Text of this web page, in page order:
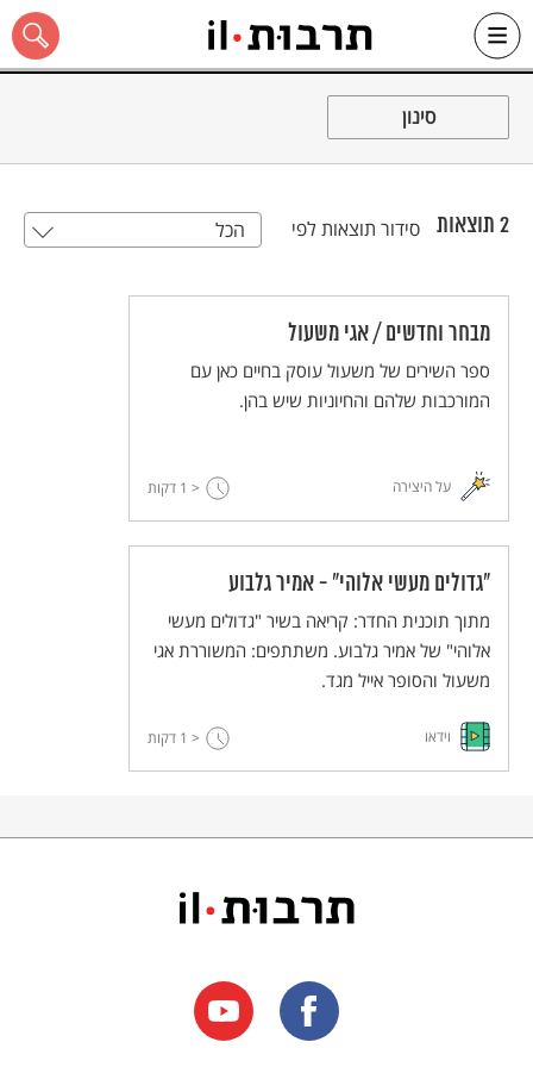
Skip
כל האתר
סינון
2 תוצאות סידור תוצאות לפי הכל
מבחר וחדשים / אגי משעול
ספר השירים של משעול עוסק בחיים כאן עם
המורכבות שלהם והחיוניות שיש בהן.
על היצירה < 1 דקות
"גדולים מעשי אלוהי" - אמיר גלבוע
מתוך תוכנית החדר: קריאה בשיר "גדולים מעשי
אלוהי" של אמיר גלבוע. משתתפים: המשוררת אגי
משעול והסופר אייל מגד.
וידאו < 1 דקות